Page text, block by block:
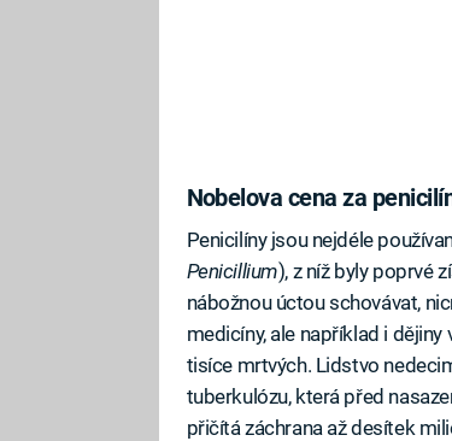
Nobelova cena za
Penicilíny jsou nejdéle
Penicillium), z níž byly poprvé
nábožnou úctou schovávat,
medicíny, ale například i
tisíce mrtvých. Lidstvo
tuberkulózu, která před
přičítá záchrana až desítek